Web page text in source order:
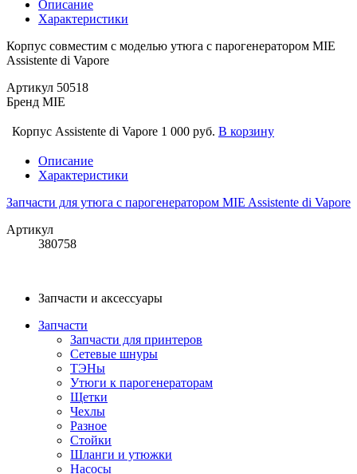
Описание
Характеристики
Корпус совместим с моделью утюга с парогенератором MIE
Assistente di Vapore
Артикул 50518
Бренд MIE
Корпус Assistente di Vapore 1 000 руб. В корзину
Описание
Характеристики
Запчасти для утюга с парогенератором MIE Assistente di Vapore
Артикул
380758
Запчасти и аксессуары
Запчасти
Запчасти для принтеров
Сетевые шнуры
ТЭНы
Утюги к парогенераторам
Щетки
Чехлы
Разное
Стойки
Шланги и утюжки
Насосы